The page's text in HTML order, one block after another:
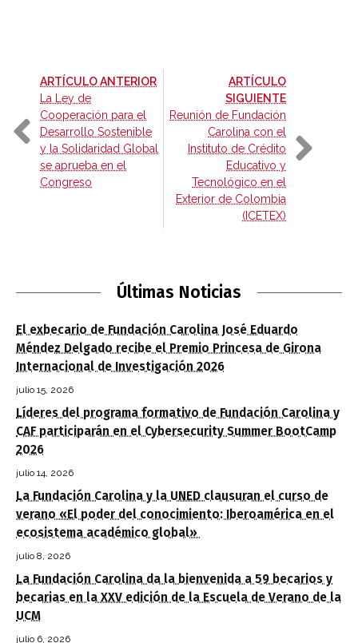
ARTÍCULO ANTERIOR-
La Ley de
Cooperación para el
Desarrollo Sostenible
y la Solidaridad Global
se aprueba en el
Congreso
ARTÍCULO
SIGUIENTE-
Reunión de Fundación
Carolina con el
Instituto de Crédito
Educativo y
Tecnológico en el
Exterior de Colombia
(ICETEX)
Últimas Noticias
El exbecario de Fundación Carolina José Eduardo
Méndez Delgado recibe el Premio Princesa de Girona
Internacional de Investigación 2026
julio 15, 2026
Líderes del programa formativo de Fundación Carolina y
CAF participarán en el Cybersecurity Summer BootCamp
2026
julio 14, 2026
La Fundación Carolina y la UNED clausuran el curso de
verano «El poder del conocimiento: Iberoamérica en el
ecosistema académico global»
julio 8, 2026
La Fundación Carolina da la bienvenida a 59 becarios y
becarias en la XXV edición de la Escuela de Verano de la
UCM
julio 6, 2026